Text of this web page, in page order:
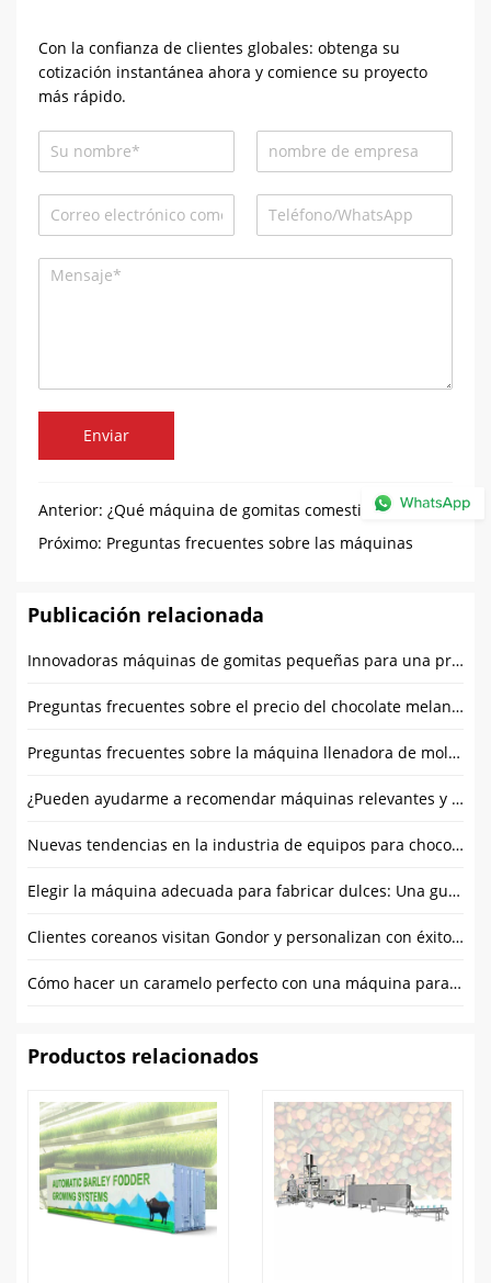
Con la confianza de clientes globales: obtenga su
cotización instantánea ahora y comience su proyecto
más rápido.
Enviar
Anterior: ¿Qué máquina de gomitas comestibles es
adecuada para usted??
Próximo: Preguntas frecuentes sobre las máquinas
Publicación relacionada
Innovadoras máquinas de gomitas pequeñas para una producción eficiente – Soluciones de maquinaria Gondor
Preguntas frecuentes sobre el precio del chocolate melanger comercial
Preguntas frecuentes sobre la máquina llenadora de moldes para dulces
¿Pueden ayudarme a recomendar máquinas relevantes y optimizar el diseño de mi fábrica??
Nuevas tendencias en la industria de equipos para chocolate en 2025
Elegir la máquina adecuada para fabricar dulces: Una guía de adquisiciones y consejos de uso
Clientes coreanos visitan Gondor y personalizan con éxito la máquina de conos de gofres para helado
Cómo hacer un caramelo perfecto con una máquina para hacer caramelos
Productos relacionados